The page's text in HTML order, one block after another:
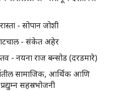
- सोपान जोशी
- संकेत अहेर
- नयना राज बन्सोड (दरडमारे)
सामाजिक, आर्थिक आणि
सहस्रभोजनी